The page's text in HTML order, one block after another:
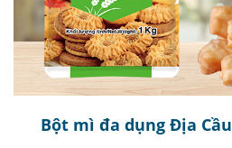
Bột mì đa dụng Địa Cầu